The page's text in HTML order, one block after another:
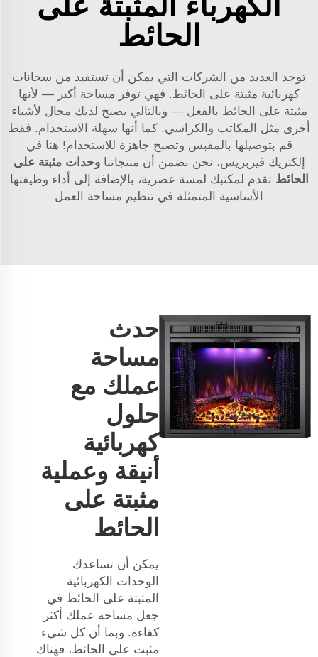
الحائط
توجد العديد من الشركات التي يمكن أن تستفيد من سخانات
كهربائية مثبتة على الحائط. فهي توفر مساحة أكبر — لأنها
مثبتة على الحائط بالفعل — وبالتالي يصبح لديك مجال لأشياء
أخرى مثل المكاتب والكراسي. كما أنها سهلة الاستخدام. فقط
قم بتوصيلها بالمقبس وتصبح جاهزة للاستخدام! هنا في
إلكتريك فيربريس، نحن نضمن أن منتجاتناوحدات مثبتة على
الحائط تقدم لمكتبك لمسة عصرية، بالإضافة إلى أداء وظيفتها
الأساسية المتمثلة في تنظيم مساحة العمل
حدث
مساحة
عملك مع
حلول
كهربائية
أنيقة وعملية
مثبتة على
الحائط
يمكن أن تساعدك
الوحدات الكهربائية
المثبتة على الحائط في
جعل مساحة عملك أكثر
كفاءة. وبما أن كل شيء
مثبت على الحائط، فهناك